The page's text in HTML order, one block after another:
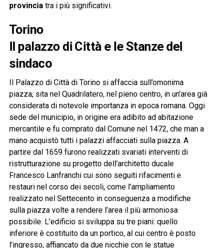
provincia tra i più significativi.
Torino
Il palazzo di Città e le Stanze del
sindaco
Il Palazzo di Città di Torino si affaccia sull’omonima
piazza, sita nel Quadrilatero, nel pieno centro, in un’area già
considerata di notevole importanza in epoca romana. Oggi
sede del municipio, in origine era adibito ad abitazione
mercantile e fu comprato dal Comune nel 1472, che man a
mano acquistò tutti i palazzi affacciati sulla piazza. A
partire dal 1659 furono realizzati svariati interventi di
ristrutturazione su progetto dell’architetto ducale
Francesco Lanfranchi cui sono seguiti rifacimenti e
restauri nel corso dei secoli, come l’ampliamento
realizzato nel Settecento in conseguenza a modifiche
sulla piazza volte a rendere l’area il più armoniosa
possibile. L’edificio si sviluppa su tre piani: quello
inferiore è costituito da un portico, al cui centro è posto
l’ingresso, affiancato da due nicchie con le statue